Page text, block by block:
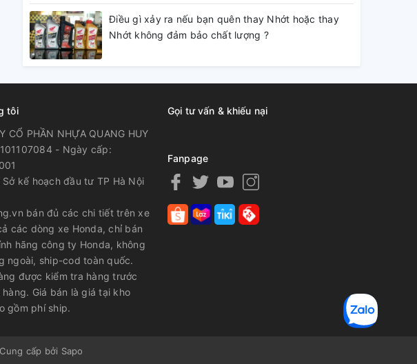
Điều gì xảy ra nếu bạn quên thay Nhớt hoặc thay
Nhớt không đảm bảo chất lượng ?
tôi
CỔ PHẦN NHỰA QUANG HUY
- Ngày cấp:
Sở kế hoạch đầu tư TP Hà Nội
bán đủ các chi tiết trên xe
các dòng xe Honda, chỉ bán
hãng công ty Honda, không
ngoài, ship-cod toàn quốc.
được kiểm tra hàng trước
hàng. Giá bán là giá tại kho
gồm phí ship.
Gọi tư vấn & khiếu nại
Fanpage
Cung cấp bởi Sapo